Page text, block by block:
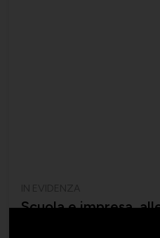
Scuola e impresa,